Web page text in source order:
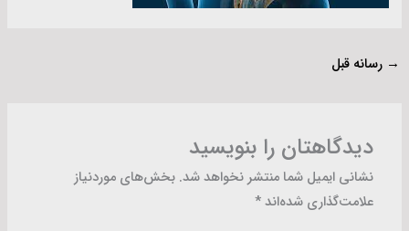
→ رسانه قبل
دیدگاهتان را بنویسید
نشانی ایمیل شما منتشر نخواهد شد. بخش‌های موردنیاز
علامت‌گذاری شده‌اند*